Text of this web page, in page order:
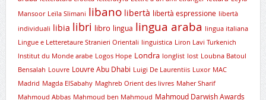
Mansoor Leïla Slimani libano libertà libertà espressione libertà
individuali libia libri libro lingua lingua araba lingua italiana
Lingue e Letteretaure Stranieri Orientali linguistica Liron Lavi Turkenich
lnstitut du Monde arabe Logos Hope Londra longlist lost Loubna Batoul
Bensalah Louvre Louvre Abu Dhabi Luigi De Laurentiis Luxor MAC
Madrid Magda ElSabahy Maghreb Orient des livres Maher Sharif
Mahmoud Abbas Mahmoud ben Mahmoud Mahmoud Darwish Awards